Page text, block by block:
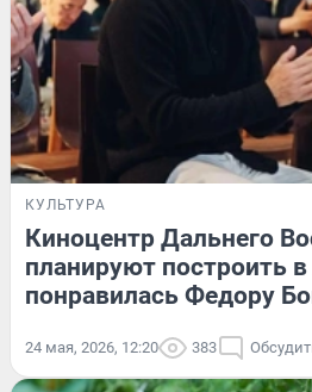
КУЛЬТУРА
Киноцентр Дальнего
планируют построить
понравилась Федору
24 мая, 2026, 12:20 383